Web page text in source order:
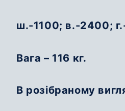
ш.-1100; в.-2400;
Вага – 116 кг.
В розібраному